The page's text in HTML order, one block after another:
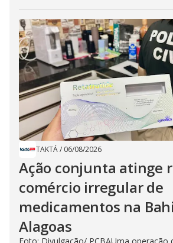
TAKTÁ/ 06/08/2026
Ação conjunta atinge
comércio irregular de
medicamentos na
Alagoas